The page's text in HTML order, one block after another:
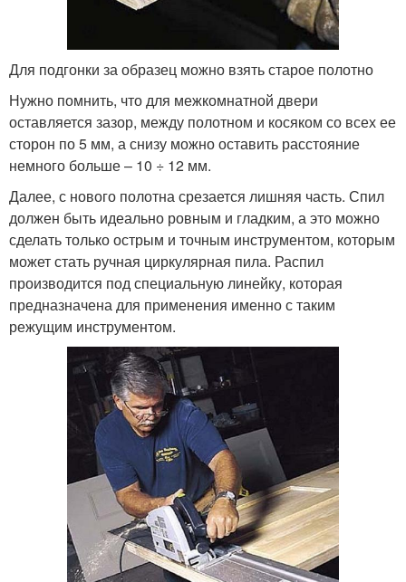
Для подгонки за образец можно взять старое полотно
Нужно помнить, что для межкомнатной двери
оставляется зазор, между полотном и косяком со всех ее
сторон по 5 мм, а снизу можно оставить расстояние
немного больше – 10 ÷ 12 мм.
Далее, с нового полотна срезается лишняя часть. Спил
должен быть идеально ровным и гладким, а это можно
сделать только острым и точным инструментом, которым
может стать ручная циркулярная пила. Распил
производится под специальную линейку, которая
предназначена для применения именно с таким
режущим инструментом.